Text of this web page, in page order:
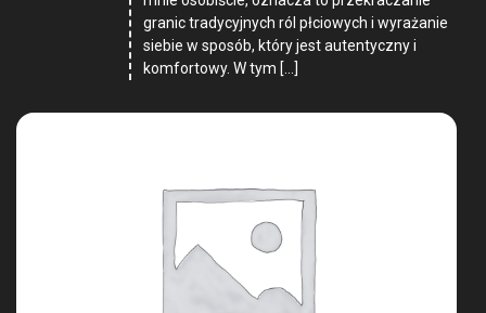
granic tradycyjnych ról płciowych i wyrażanie
siebie w sposób, który jest autentyczny i
komfortowy. W tym […]